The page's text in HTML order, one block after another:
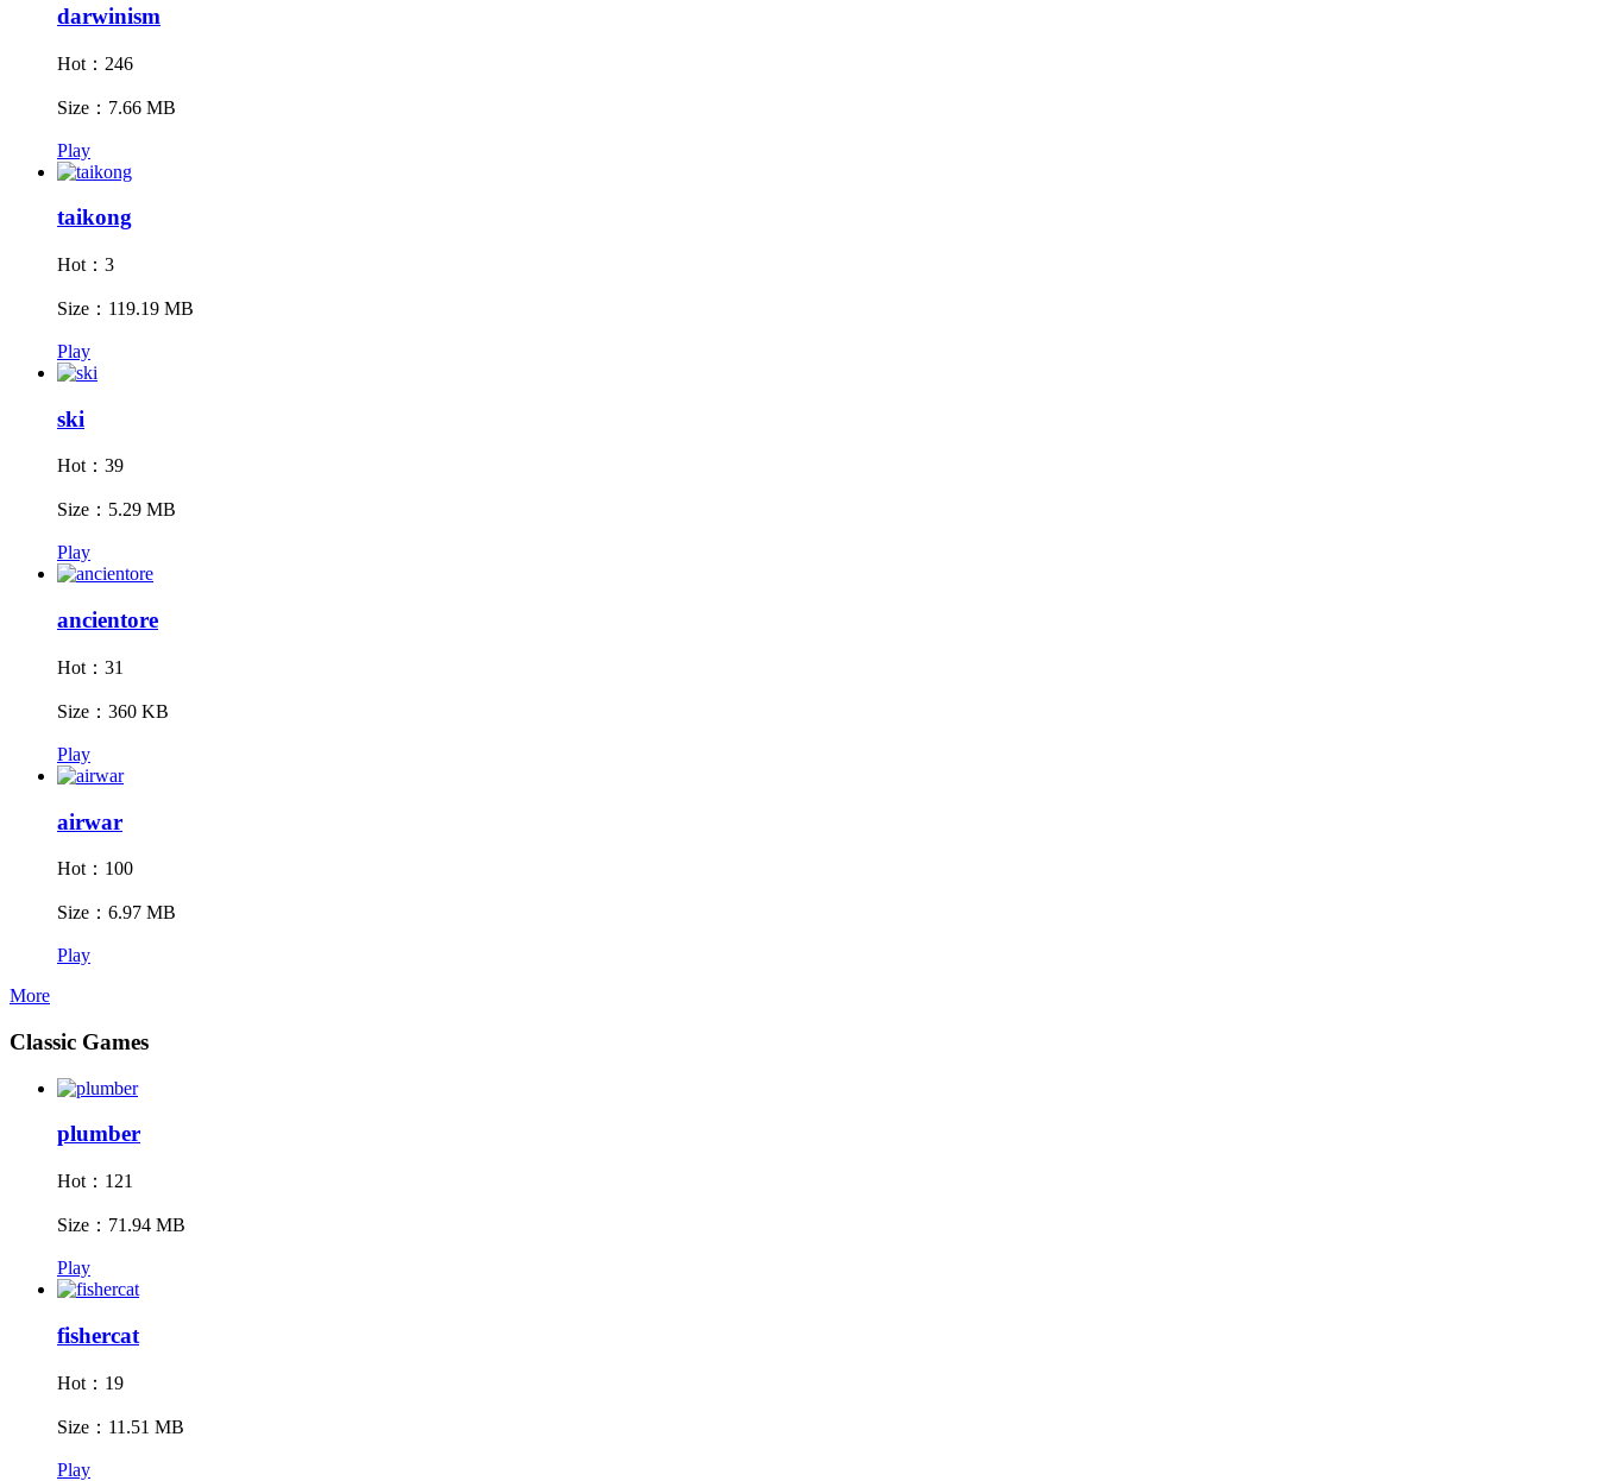
darwinism
Hot：246
Size：7.66 MB
Play
taikong
Hot：3
Size：119.19 MB
Play
ski
Hot：39
Size：5.29 MB
Play
ancientore
Hot：31
Size：360 KB
Play
airwar
Hot：100
Size：6.97 MB
Play
More
Classic Games
plumber
Hot：121
Size：71.94 MB
Play
fishercat
Hot：19
Size：11.51 MB
Play